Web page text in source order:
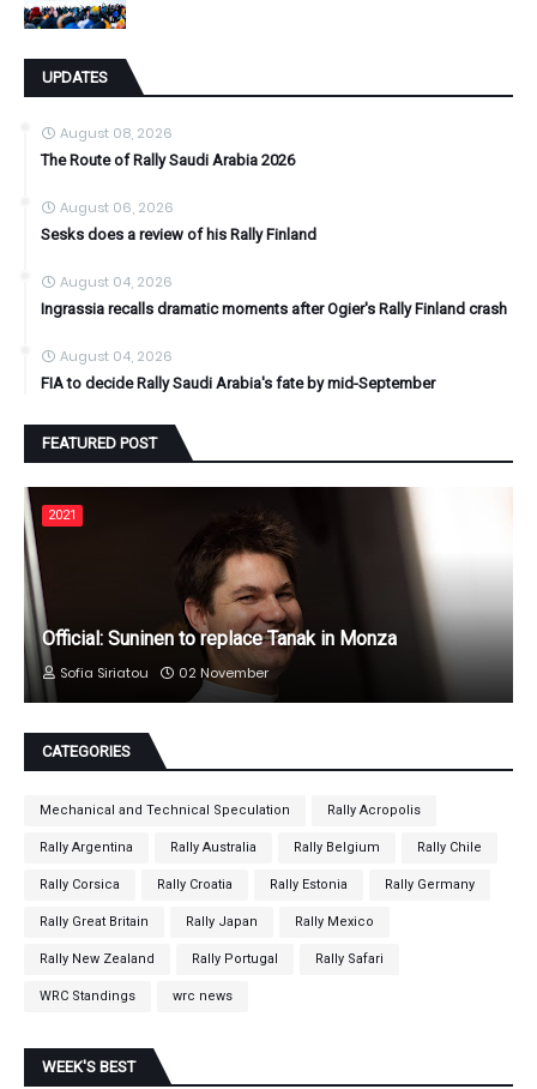
UPDATES
August 08, 2026
The Route of Rally Saudi Arabia 2026
August 06, 2026
Sesks does a review of his Rally Finland
August 04, 2026
Ingrassia recalls dramatic moments after Ogier's Rally Finland crash
August 04, 2026
FIA to decide Rally Saudi Arabia's fate by mid-September
FEATURED POST
2021
Official: Suninen to replace Tanak in Monza
Sofia Siriatou 02 November
CATEGORIES
Mechanical and Technical Speculation Rally Acropolis
Rally Argentina Rally Australia Rally Belgium Rally Chile
Rally Corsica Rally Croatia Rally Estonia Rally Germany
Rally Great Britain Rally Japan Rally Mexico
Rally New Zealand Rally Portugal Rally Safari
WRC Standings wrc news
WEEK'S BEST